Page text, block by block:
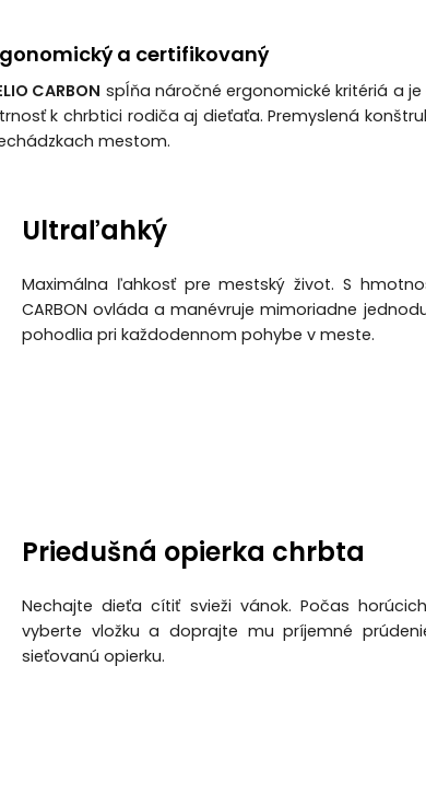
a certifikovaný
CARBON spĺňa náročné ergonomické kritériá a
k chrbtici rodiča aj dieťaťa. Premyslená
mestom.
Ultraľahký
Maximálna ľahkosť pre mestský život. S
CARBON ovláda a manévruje mimoriadne
pohodlia pri každodennom pohybe v meste.
Priedušná opierka chrbta
Nechajte dieťa cítiť svieži vánok. Počas
vyberte vložku a doprajte mu príjemné
sieťovanú opierku.